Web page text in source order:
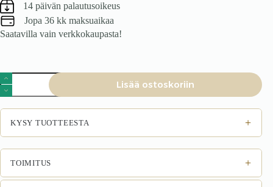
14 päivän palautusoikeus
Jopa 36 kk maksuaikaa
Saatavilla vain verkkokaupasta!
Vaateripustin
WIEZ,
valkoinen
määrä
Lisää ostoskoriin
KYSY TUOTTEESTA +
TOIMITUS +